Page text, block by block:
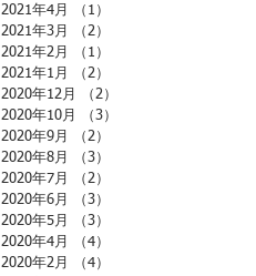
2021年4月
（1）
2021年3月
（2）
2021年2月
（1）
2021年1月
（2）
2020年12月
（2）
2020年10月
（3）
2020年9月
（2）
2020年8月
（3）
2020年7月
（2）
2020年6月
（3）
2020年5月
（3）
2020年4月
（4）
2020年2月
（4）